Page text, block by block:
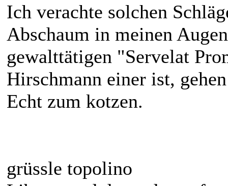
Ich verachte solchen
Abschaum in meinen
gewalttätigen "Servelat
Hirschmann einer ist,
Echt zum kotzen.
grüssle topolino